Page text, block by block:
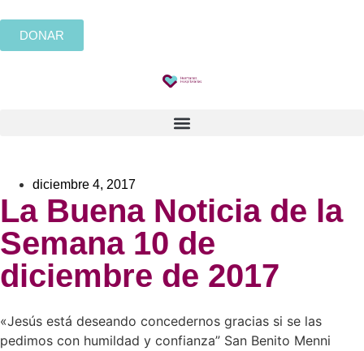
DONAR
diciembre 4, 2017
La Buena Noticia de la
Semana 10 de
diciembre de 2017
«Jesús está deseando concedernos gracias si se las
pedimos con humildad y confianza” San Benito Menni